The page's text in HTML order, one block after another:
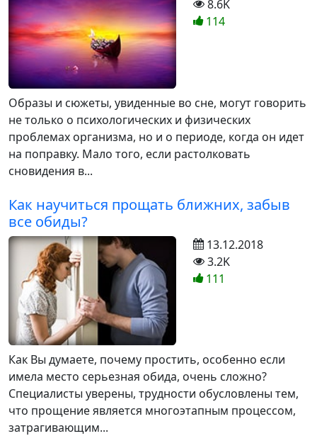
Образы и сюжеты, увиденные во сне, могут говорить
не только о психологических и физических
проблемах организма, но и о периоде, когда он идет
на поправку. Мало того, если растолковать
сновидения в...
8.6K
114
Как научиться прощать ближних, забыв
все обиды?
Как Вы думаете, почему простить, особенно если
имела место серьезная обида, очень сложно?
Специалисты уверены, трудности обусловлены тем,
что прощение является многоэтапным процессом,
затрагивающим...
13.12.2018
3.2K
111